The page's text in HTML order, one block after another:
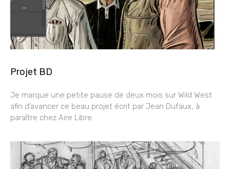
Projet BD
Je marque une petite pause de deux mois sur Wild West
afin d’avancer ce beau projet écrit par Jean Dufaux, à
paraître chez Aire Libre.